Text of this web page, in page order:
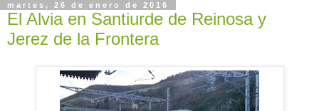
martes, 26 de enero de 2016
El Alvia en Santiurde de Reinosa y
Jerez de la Frontera